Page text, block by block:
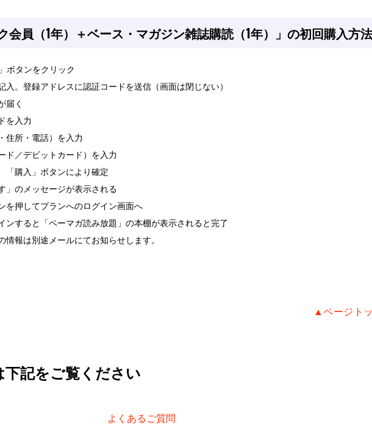
ク会員（1年）＋ベース・マガジン雑誌購読（1年）」の初回購入方法
ボタンをクリック
入。登録アドレスに認証コードを送信（画面は閉じない）
届く
を入力
住所・電話）を入力
ド／デビットカード）を入力
「購入」ボタンにより確定
」のメッセージが表示される
を押してプランへのログイン画面へ
ンすると「ベーマガ読み放題」の本棚が表示されると完了
報は別途メールにてお知らせします。
▲ページト
記をご覧ください